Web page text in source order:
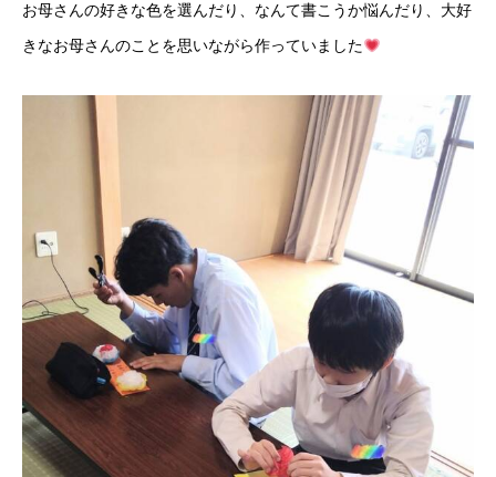
お母さんの好きな色を選んだり、なんて書こうか悩んだり、大好
きなお母さんのことを思いながら作っていました